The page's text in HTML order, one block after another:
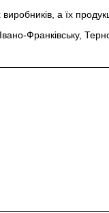
а їх
Франківську,